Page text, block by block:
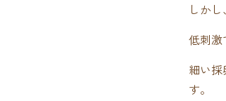
しか
低刺激
細い
す。